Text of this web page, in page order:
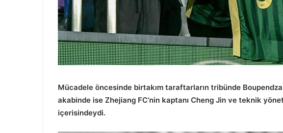
Mücadele öncesinde birtakım taraftarların tribünde Boupendza
akabinde ise Zhejiang FC’nin kaptanı Cheng Jin ve teknik
içerisindeydi.